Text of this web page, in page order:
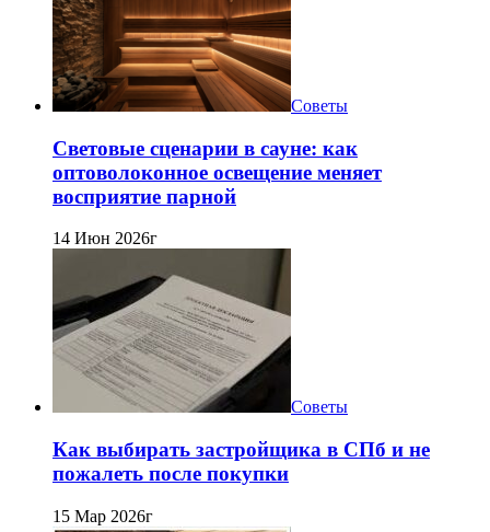
Советы
Световые сценарии в сауне: как
оптоволоконное освещение меняет
восприятие парной
14 Июн 2026г
Советы
Как выбирать застройщика в СПб и не
пожалеть после покупки
15 Мар 2026г